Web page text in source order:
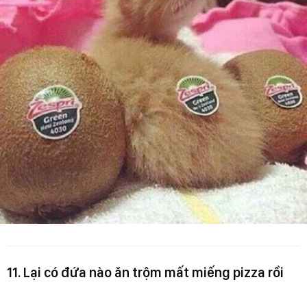
11. Lại có đứa nào ăn trộm mất miếng pizza rồi